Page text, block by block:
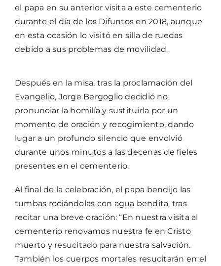
el papa en su anterior visita a este cementerio
durante el día de los Difuntos en 2018, aunque
en esta ocasión lo visitó en silla de ruedas
debido a sus problemas de movilidad.
Después en la misa, tras la proclamación del
Evangelio, Jorge Bergoglio decidió no
pronunciar la homilía y sustituirla por un
momento de oración y recogimiento, dando
lugar a un profundo silencio que envolvió
durante unos minutos a las decenas de fieles
presentes en el cementerio.
Al final de la celebración, el papa bendijo las
tumbas rociándolas con agua bendita, tras
recitar una breve oración: “En nuestra visita al
cementerio renovamos nuestra fe en Cristo
muerto y resucitado para nuestra salvación.
También los cuerpos mortales resucitarán en el